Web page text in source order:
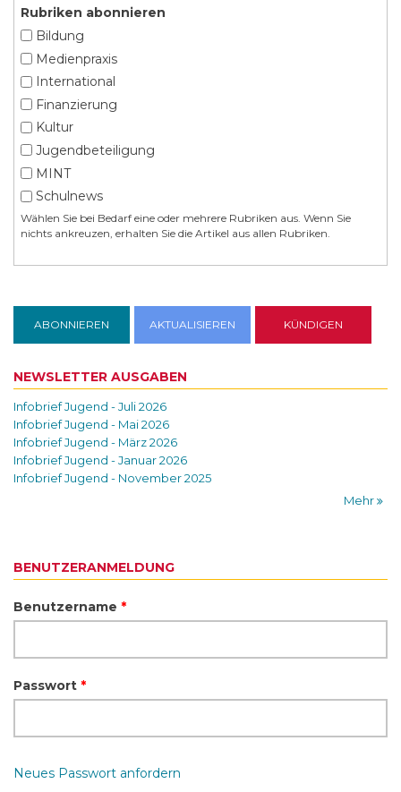
Rubriken abonnieren
Bildung
Medienpraxis
International
Finanzierung
Kultur
Jugendbeteiligung
MINT
Schulnews
Wählen Sie bei Bedarf eine oder mehrere Rubriken aus. Wenn Sie
nichts ankreuzen, erhalten Sie die Artikel aus allen Rubriken.
NEWSLETTER AUSGABEN
Infobrief Jugend - Juli 2026
Infobrief Jugend - Mai 2026
Infobrief Jugend - März 2026
Infobrief Jugend - Januar 2026
Infobrief Jugend - November 2025
Mehr
BENUTZERANMELDUNG
Benutzername *
Passwort *
Neues Passwort anfordern